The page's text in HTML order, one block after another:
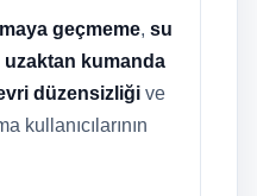
geçmeme, su
uzaktan kumanda
düzensizliği ve
kullanıcılarının